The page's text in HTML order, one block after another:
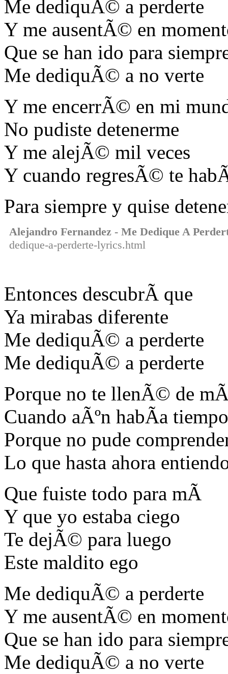
Me dediquÃ© a perderte
Y me ausentÃ© en
Que se han ido para
Me dediquÃ© a no verte
Y me encerrÃ© en mi
No pudiste detenerme
Y me alejÃ© mil veces
Y cuando regresÃ© te
Para siempre y quise
Alejandro Fernandez - Me Dedique A
dedique-a-perderte-lyrics.html
Entonces descubrÃ­ que
Ya mirabas diferente
Me dediquÃ© a perderte
Me dediquÃ© a perderte
Porque no te llenÃ© de
Cuando aÃºn habÃ­a tiempo
Porque no pude
Lo que hasta ahora
Que fuiste todo para mÃ­
Y que yo estaba ciego
Te dejÃ© para luego
Este maldito ego
Me dediquÃ© a perderte
Y me ausentÃ© en
Que se han ido para
Me dediquÃ© a no verte